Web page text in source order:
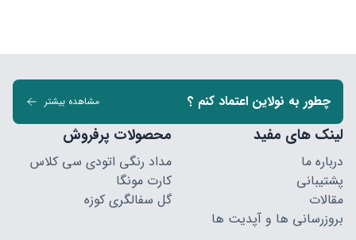
چطور به نولاین اعتماد کنم ؟ مشاهده بیشتر
لینک های مفید
درباره ما
پشتیبانی
مقالات
بروزرسانی ها و آپدیت ها
محصولات پرفروش
مداد رنگی اتودی سی کلاس
کارت مونگا
گل سفالگری کوزه